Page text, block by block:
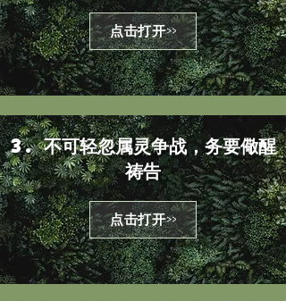
点击打开>>
3. 不可轻忽属灵争战，务要儆醒
祷告
点击打开>>